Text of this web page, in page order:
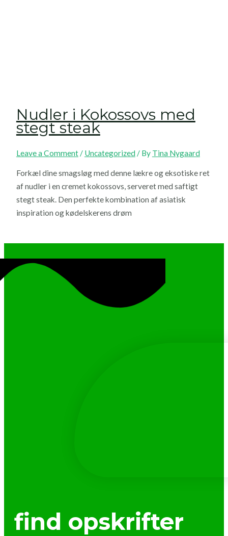
Nudler i Kokossovs med
stegt steak
Leave a Comment / Uncategorized/ By Tina Nygaard
Forkæl dine smagsløg med denne lækre og eksotiske ret
af nudler i en cremet kokossovs, serveret med saftigt
stegt steak. Den perfekte kombination af asiatisk
inspiration og kødelskerens drøm
find opskrifter